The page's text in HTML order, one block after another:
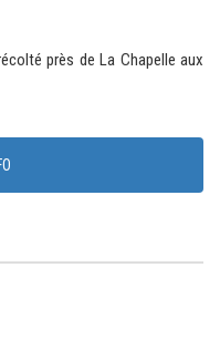
près de La Chapelle aux